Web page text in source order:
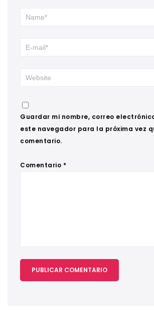
Guardar mi nombre, correo
este navegador para la próxima vez
comentario.
Comentario *